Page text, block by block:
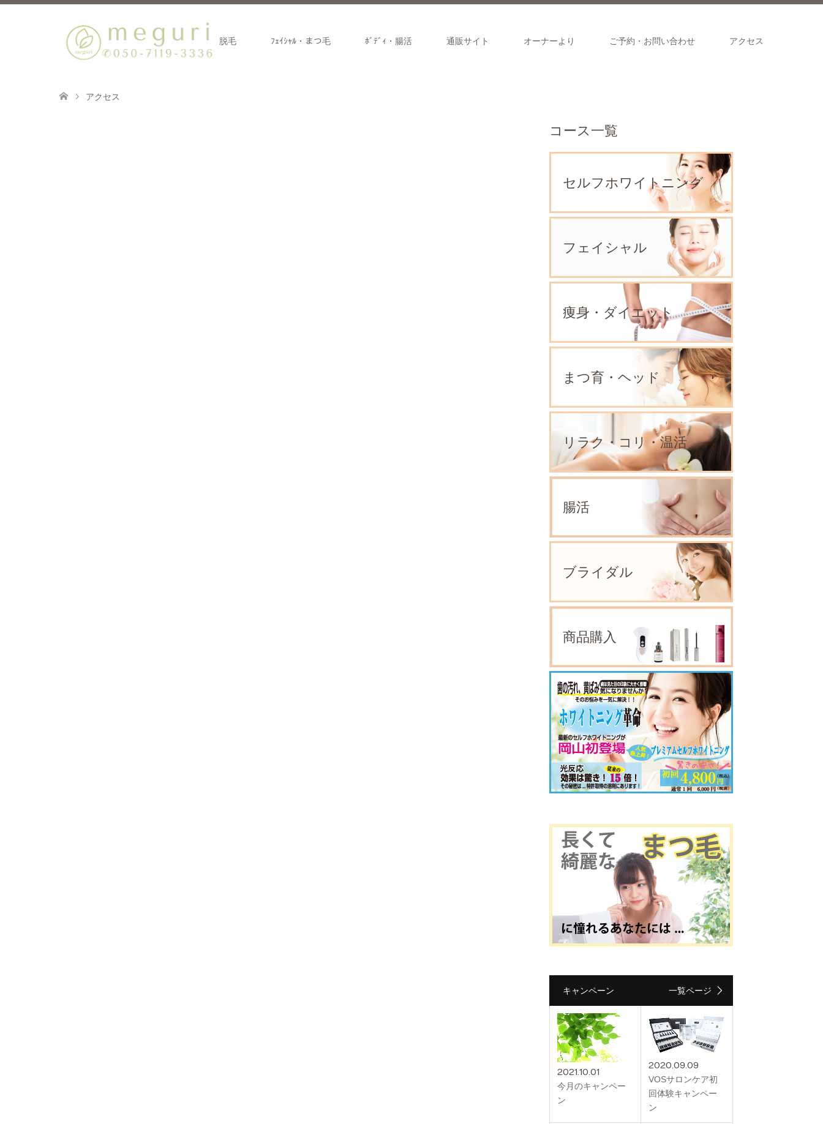
脱毛 ﾌｪｲｼｬﾙ・まつ毛 ﾎﾞﾃﾞｨ・腸活 通販サイト オーナーより ご予約・お問い合わせ アクセス
アクセス
コース一覧
セルフホワイトニング
フェイシャル
痩身・ダイエット
まつ育・ヘッド
リラク・コリ・温活
腸活
ブライダル
商品購入
キャンペーン 一覧ページ
2021.10.01
今月のキャンペー
ン
2020.09.09
VOSサロンケア初
回体験キャンペー
ン